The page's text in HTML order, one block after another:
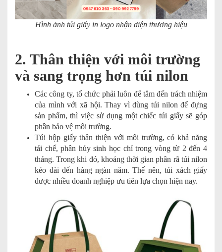
Hình ảnh túi giấy in logo nhận diện thương hiệu
2. Thân thiện với môi trường
và sang trọng hơn túi nilon
Các công ty, tổ chức phải luôn để tâm đến trách nhiệm
của mình với xã hội. Thay vì dùng túi nilon để đựng
sản phẩm, thì việc sử dụng một chiếc túi giấy sẽ góp
phần bảo vệ môi trường.
Túi hộp giấy thân thiện với môi trường, có khả năng
tái chế, phân hủy sinh học chỉ trong vòng từ 2 đến 4
tháng. Trong khi đó, khoảng thời gian phân rã túi nilon
kéo dài đến hàng ngàn năm. Thế nên, túi xách giấy
được nhiều doanh nghiệp ưu tiên lựa chọn hiện nay.